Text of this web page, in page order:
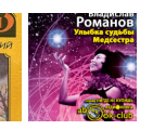
22:09
23:20
07:12